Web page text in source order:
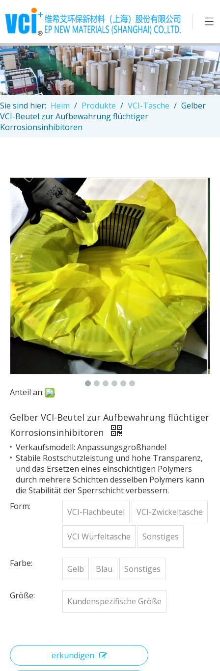
Sie sind hier: Heim / Produkte / VCI-Tasche / Gelber
VCI-Beutel zur Aufbewahrung flüchtiger
Korrosionsinhibitoren
Anteil an:
Gelber VCI-Beutel zur Aufbewahrung flüchtiger
Korrosionsinhibitoren
Verkaufsmodell: Anpassungsgroßhandel
Stabile Rostschutzleistung und hohe Transparenz,
und das Ersetzen eines einschichtigen Polymers
durch mehrere Schichten desselben Polymers kann
die Stabilität der Sperrschicht verbessern.
Form:
VCI-Flachbeutel VCI-Zwickeltasche
VCI Würfeltasche Sonstiges
Farbe:
Gelb Blau Sonstiges
Größe:
Kundenspezifische Größe
erkundigen